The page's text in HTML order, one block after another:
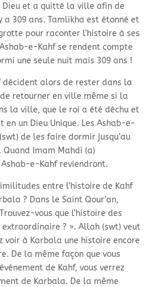
Dieu et a quitté la ville afin de
309 ans. Tamlikha est étonné et
pour raconter l’histoire à ses
e-Kahf se rendent compte
une seule nuit mais 309 ans !
décident alors de rester dans la
retourner en ville même si la
la ville, que le roi a été déchu et
en un Dieu Unique. Les Ashab-e-
de les faire dormir jusqu’au
Quand Imam Mahdi (a)
e-Kahf reviendront.
entre l’histoire de Kahf
? Dans le Saint Qour’an,
vous que l’histoire des
? ». Allah (swt) veut
voir à Karbala une histoire encore
De la même façon que vous
de Kahf, vous verrez
de Karbala. De la même